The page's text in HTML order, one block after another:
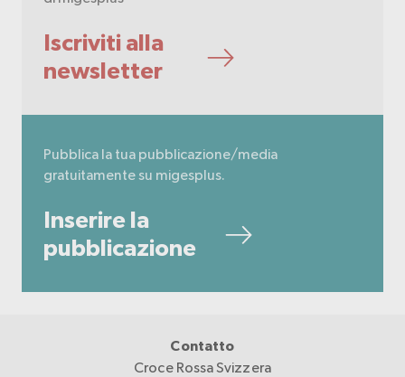
Iscriviti alla
newsletter
Pubblica la tua pubblicazione/media
gratuitamente su migesplus.
Inserire la
pubblicazione
Contatto
Croce Rossa Svizzera